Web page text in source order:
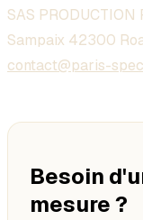
SAS PRODUCTION
Sampaix 42300
contact@paris-
Besoin
mesure ?